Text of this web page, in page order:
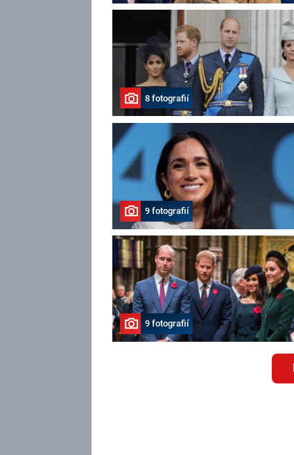
8 fotografií
9 fotografií
9 fotografií